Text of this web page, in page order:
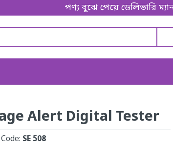
পণ্য বুঝে পেয়ে ডেলিভারি
Alert Digital Tester
SE 508